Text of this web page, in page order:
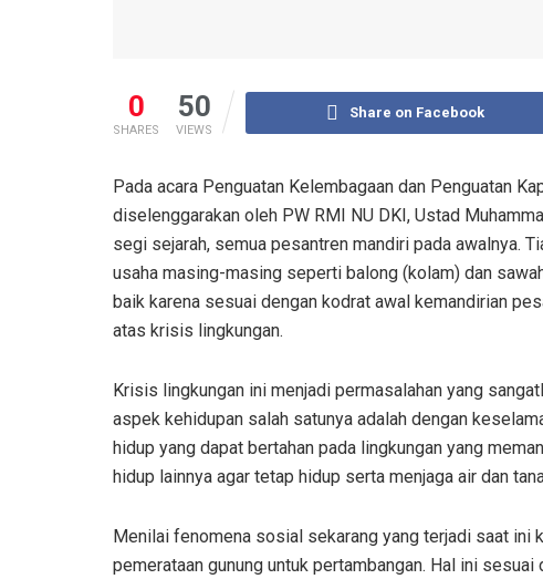
0
SHARES
50
VIEWS
Share on Facebook
Pada acara Penguatan Kelembagaan dan Penguatan
diselenggarakan oleh PW RMI NU DKI, Ustad
segi sejarah, semua pesantren mandiri pada awalnya.
usaha masing-masing seperti balong (kolam) dan
baik karena sesuai dengan kodrat awal kemandirian
atas krisis lingkungan.
Krisis lingkungan ini menjadi permasalahan yang
aspek kehidupan salah satunya adalah dengan
hidup yang dapat bertahan pada lingkungan yang
hidup lainnya agar tetap hidup serta menjaga air dan
Menilai fenomena sosial sekarang yang terjadi saat ini
pemerataan gunung untuk pertambangan. Hal ini sesuai